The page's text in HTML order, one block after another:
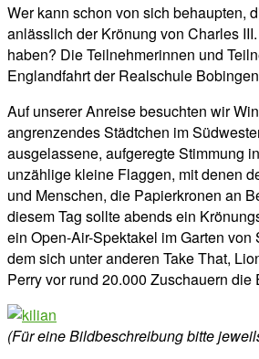
Wer kann schon von sich behaupten,
anlässlich der Krönung von Charles
haben? Die Teilnehmerinnen und
Englandfahrt der Realschule
Auf unserer Anreise besuchten wir
angrenzendes Städtchen im
ausgelassene, aufgeregte Stimmung
unzählige kleine Flaggen, mit denen
und Menschen, die Papierkronen an
diesem Tag sollte abends ein
ein Open-Air-Spektakel im Garten von
dem sich unter anderen Take That,
Perry vor rund 20.000 Zuschauern
(Für eine Bildbeschreibung bitte